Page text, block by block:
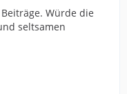
Würde die
seltsamen